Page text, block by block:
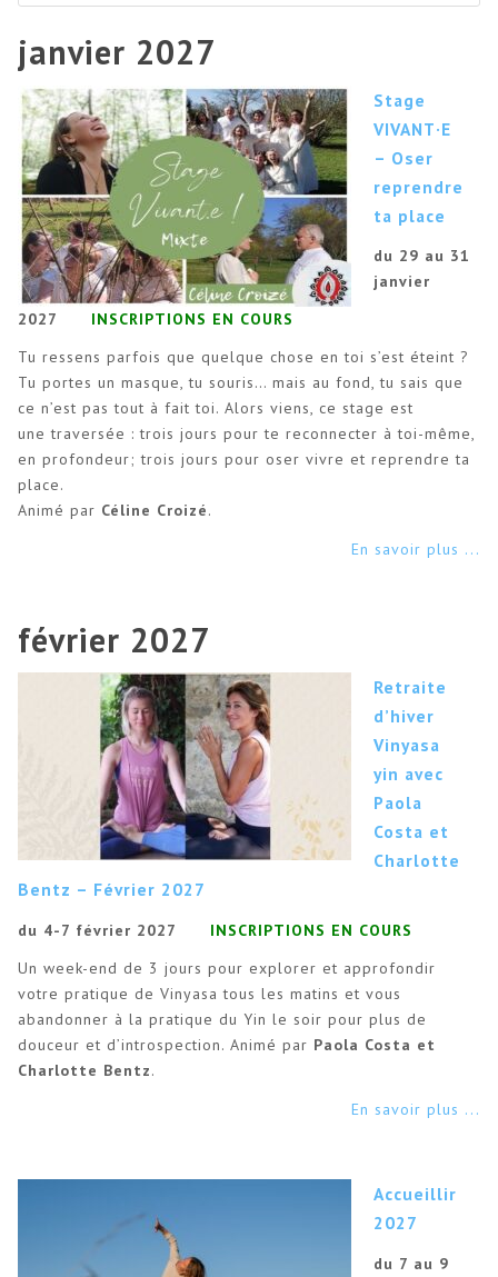
janvier 2027
Stage
VIVANT·E
– Oser
reprendre
ta place
du 29 au 31
janvier
2027
INSCRIPTIONS EN COURS
Tu ressens parfois que quelque chose en toi s’est éteint ?
Tu portes un masque, tu souris… mais au fond, tu sais que
ce n’est pas tout à fait toi. Alors viens, ce stage est
une traversée : trois jours pour te reconnecter à toi-même,
en profondeur; trois jours pour oser vivre et reprendre ta
place.
Animé par Céline Croizé.
En savoir plus ...
février 2027
Retraite
d’hiver
Vinyasa
yin avec
Paola
Costa et
Charlotte
Bentz – Février 2027
du 4-7 février 2027
INSCRIPTIONS EN COURS
Un week-end de 3 jours pour explorer et approfondir
votre pratique de Vinyasa tous les matins et vous
abandonner à la pratique du Yin le soir pour plus de
douceur et d’introspection. Animé par Paola Costa et
Charlotte Bentz.
En savoir plus ...
Accueillir
2027
du 7 au 9